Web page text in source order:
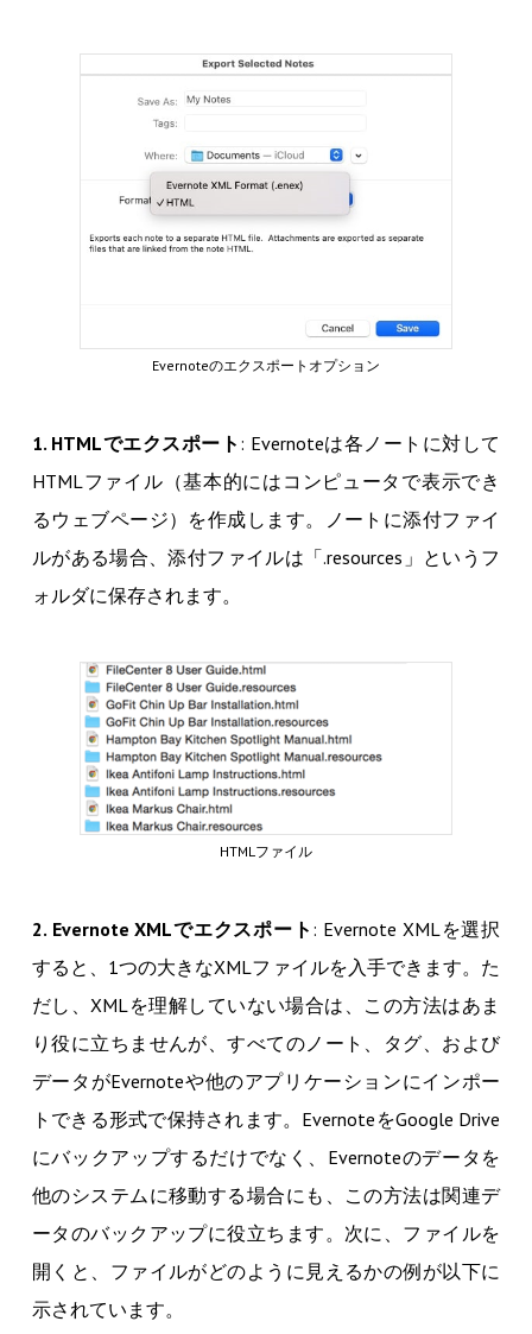
Evernoteのエクスポートオプション
1. HTMLでエクスポート : Evernoteは各ノートに対して
HTMLファイル（基本的にはコンピュータで表示でき
るウェブページ）を作成します。ノートに添付ファイ
ルがある場合、添付ファイルは「.resources」というフ
ォルダに保存されます。
HTMLファイル
2. Evernote XMLでエクスポート : Evernote XMLを選択
すると、1つの大きなXMLファイルを入手できます。た
だし、XMLを理解していない場合は、この方法はあま
り役に立ちませんが、すべてのノート、タグ、および
データがEvernoteや他のアプリケーションにインポー
トできる形式で保持されます。EvernoteをGoogle Drive
にバックアップするだけでなく、Evernoteのデータを
他のシステムに移動する場合にも、この方法は関連デ
ータのバックアップに役立ちます。次に、ファイルを
開くと、ファイルがどのように見えるかの例が以下に
示されています。